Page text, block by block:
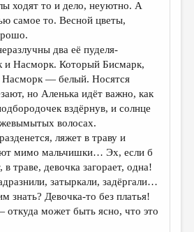
ходят то и дело, неуютно. А
самое то. Весной цветы,
два её пуделя-
и Насморк. Который Бисмарк,
Насморк — белый. Носятся
но Аленька идёт важно, как
вздёрнув, и солнце
волосах.
ляжет в траву и
мимо мальчишки… Эх, если б
в траве, девочка загорает, одна!
затыркали, задёргали…
знать? Девочка-то без платья!
откуда может быть ясно, что это